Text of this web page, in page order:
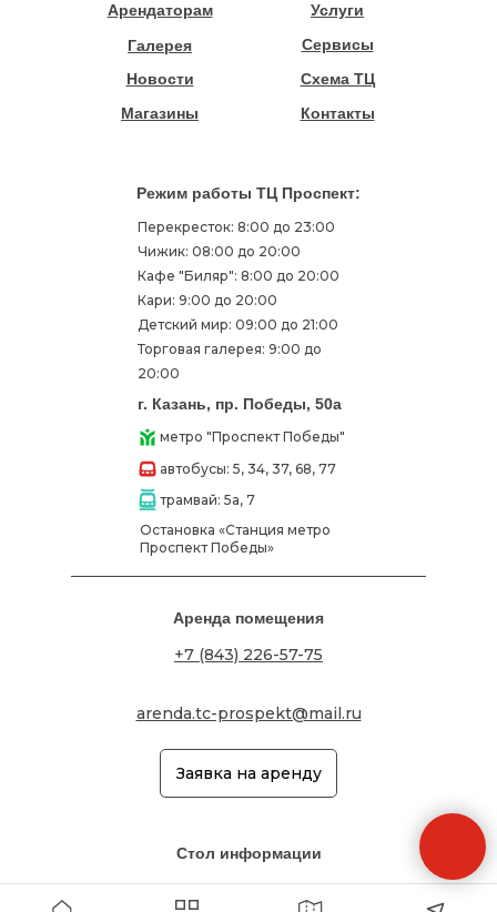
Арендаторам
Магазины
Услуги
Сервисы
Схема ТЦ
Новости
Галерея
Контакты
Режим работы ТЦ Проспект:
г. Казань, пр. Победы, 50а
метро "Проспект Победы"
Аренда помещения
Стол информации
Перекресток: 8:00 до 23:00
Чижик: 08:00 до 20:00
Кафе "Биляр": 8:00 до 20:00
Кари: 9:00 до 20:00
Детский мир: 09:00 до 21:00
Торговая галерея: 9:00 до
20:00
+7 (843) 226-57-75
автобусы: 5, 34, 37, 68, 77
arenda.tc-prospekt@mail.ru
Заявка на аренду
трамвай: 5а, 7
Остановка «Станция метро
Проспект Победы»